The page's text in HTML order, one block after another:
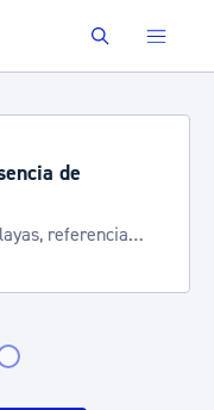
Buscar
de
referencia